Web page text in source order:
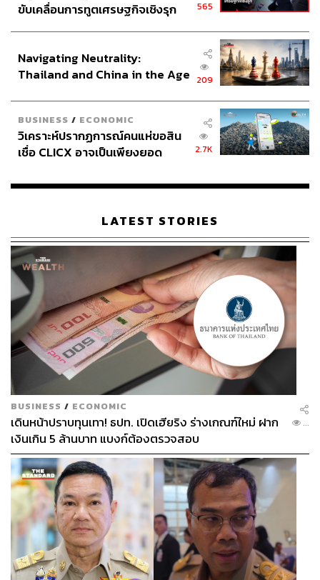
ขับเคลื่อนการทูตเศรษฐกิจเชิงรุก
565
Navigating Neutrality:
Thailand and China in the Age
209
BUSINESS / ECONOMIC
วิเคราะห์ปรากฏการณ์คนแห่ขอสิน
เชื่อ CLICX อาจเป็นเพียงยอด
เรือนไทยที่ถูกซุกไว้
2.7K
LATEST STORIES
BUSINESS / ECONOMIC
เดินหน้าปราบทุนเทา! ธปท. เปิดเฮียริง ร่างเกณฑ์ใหม่ ฝาก
เงินเกิน 5 ล้านบาท แบงก์ต้องตรวจสอบ
...